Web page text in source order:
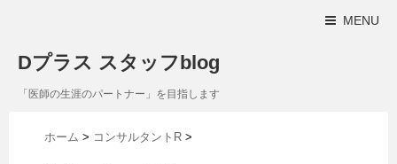
MENU
Dプラス スタッフblog
「医師の生涯のパートナー」を目指します
ホーム > コンサルタントR >